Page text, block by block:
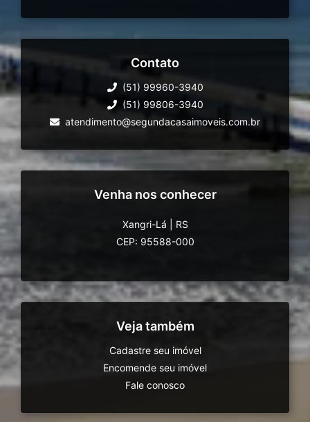
Contato
(51) 99960-3940
(51) 99806-3940
atendimento@segundacasaimoveis.com.br
Venha nos conhecer
Xangri-Lá
RS
CEP: 95588-000
Veja também
Cadastre seu imóvel
Encomende seu imóvel
Fale conosco